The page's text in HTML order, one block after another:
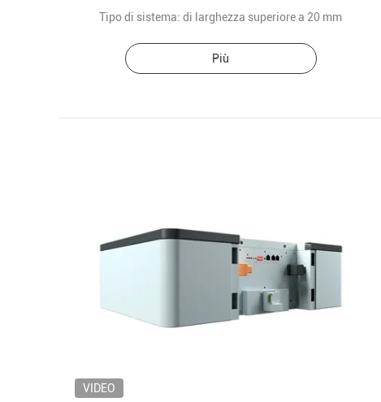
Tipo di sistema: di larghezza superiore a 20 mm
Più
VIDEO